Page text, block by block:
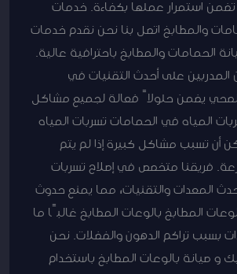
تضمن استمرار عملها بكفاءة. خدمات
والمطابخ اتصل بنا نحن نقدم خدمات
الحمامات والمطابخ باحترافية عالية.
المدربين على أحدث التقنيات في
يضمن حلولاً فعالة لجميع مشاكل
المياه في الحمامات تسربات المياه
أن تسبب مشاكل كبيرة إذا لم يتم
فريقنا متخصص في إصلاح تسربات
المعدات والتقنيات، مما يمنع حدوث
المطابخ بالوعات المطابخ غالبًا ما
بسبب تراكم الدهون والفضلات. نحن
و صيانة بالوعات المطابخ باستخدام